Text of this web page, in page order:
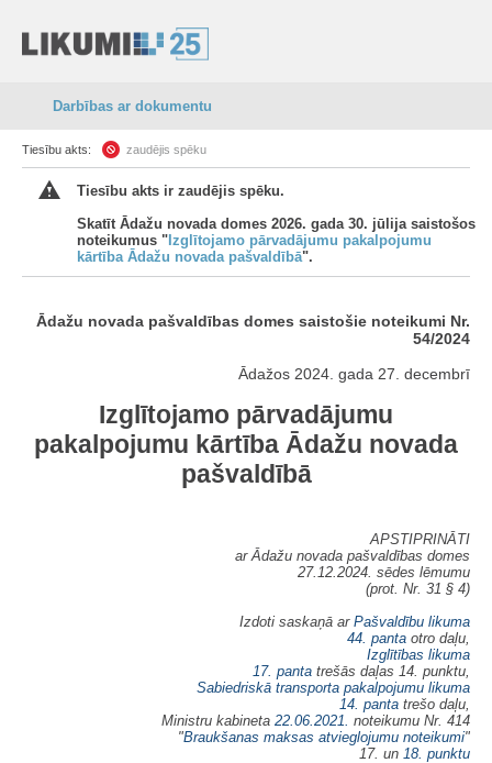
Darbības ar dokumentu
Tiesību akts: zaudējis spēku
Tiesību akts ir zaudējis spēku.
Skatīt Ādažu novada domes 2026. gada 30. jūlija saistošos
noteikumus " Izglītojamo pārvadājumu pakalpojumu
kārtība Ādažu novada pašvaldībā".
Ādažu novada pašvaldības domes saistošie noteikumi Nr.
54/2024
Ādažos 2024. gada 27. decembrī
Izglītojamo pārvadājumu
pakalpojumu kārtība Ādažu novada
pašvaldībā
APSTIPRINĀTI
ar Ādažu novada pašvaldības domes
27.12.2024. sēdes lēmumu
(prot. Nr. 31 § 4)
Izdoti saskaņā ar Pašvaldību likuma
44. panta otro daļu,
Izglītības likuma
17. panta trešās daļas 14. punktu,
Sabiedriskā transporta pakalpojumu likuma
14. panta trešo daļu,
Ministru kabineta 22.06.2021. noteikumu Nr. 414
"Braukšanas maksas atvieglojumu noteikumi"
17. un 18. punktu